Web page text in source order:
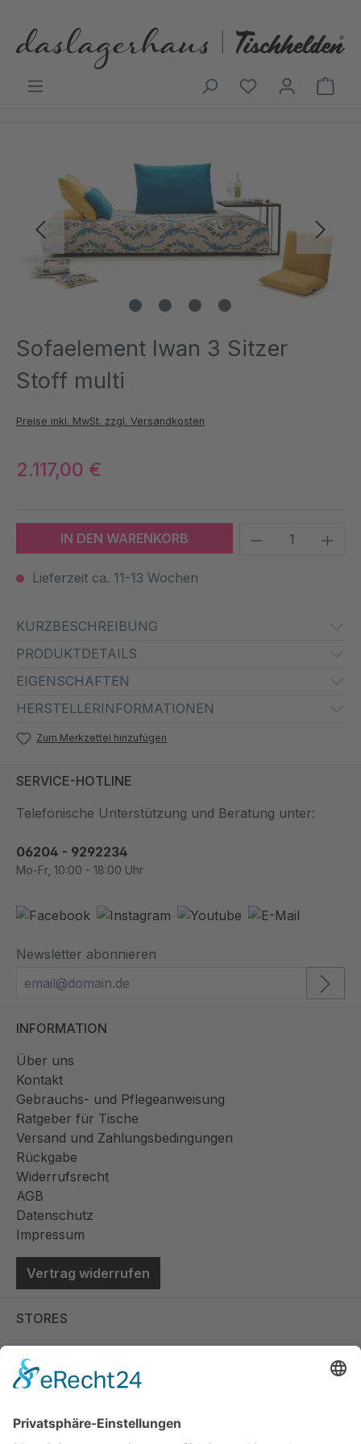
Sofaelement Iwan 3 Sitzer
Stoff multi
Preise inkl. MwSt. zzgl. Versandkosten
2.117,00 €
IN DEN WARENKORB Produkt
Lieferzeit ca. 11-13 Wochen
KURZBESCHREIBUNG
PRODUKTDETAILS
EIGENSCHAFTEN
HERSTELLERINFORMATIONEN
Zum Merkzettel hinzufügen
SERVICE-HOTLINE
Telefonische Unterstützung und Beratung unter:
06204 - 9292234
Mo-Fr, 10:00 - 18:00 Uhr
Newsletter abonnieren
INFORMATION
Über uns
Kontakt
Gebrauchs- und Pflegeanweisung
Ratgeber für Tische
Versand und Zahlungsbedingungen
Rückgabe
Widerrufsrecht
AGB
Datenschutz
Impressum
Vertrag widerrufen
STORES
Store Viernheim
Store Berlin
Handelspartner Köln
SICHERE BEZAHLUNG